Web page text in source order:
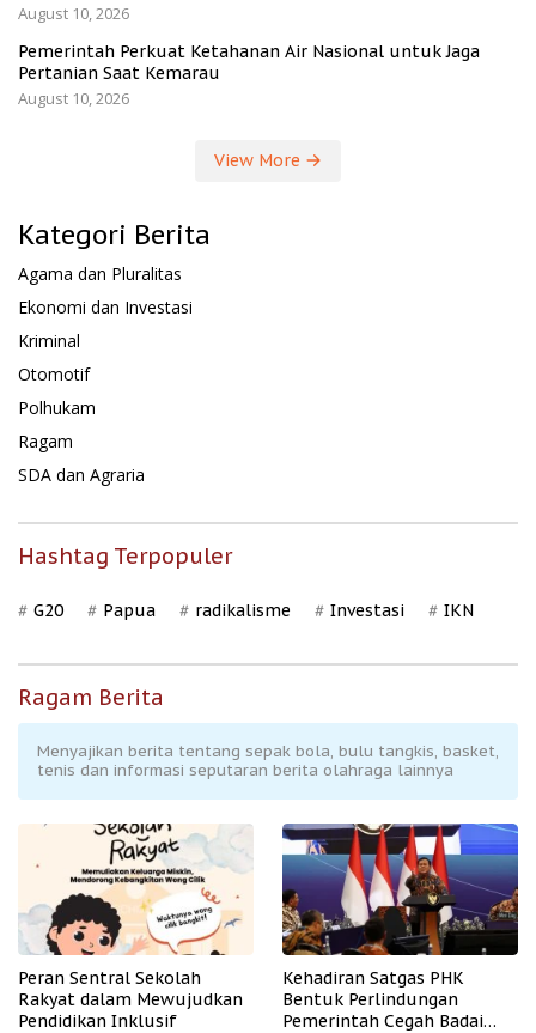
August 10, 2026
Pemerintah Perkuat Ketahanan Air Nasional untuk Jaga
Pertanian Saat Kemarau
August 10, 2026
View More
Kategori Berita
Agama dan Pluralitas
Ekonomi dan Investasi
Kriminal
Otomotif
Polhukam
Ragam
SDA dan Agraria
Hashtag Terpopuler
G20 Papua radikalisme Investasi IKN
Ragam Berita
Menyajikan berita tentang sepak bola, bulu tangkis, basket,
tenis dan informasi seputaran berita olahraga lainnya
Peran Sentral Sekolah
Rakyat dalam Mewujudkan
Pendidikan Inklusif
Kehadiran Satgas PHK
Bentuk Perlindungan
Pemerintah Cegah Badai